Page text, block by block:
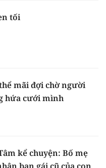
tối
mãi đợi chờ người
hứa cưới mình
kể chuyện: Bố mẹ
bạn gái cũ của con